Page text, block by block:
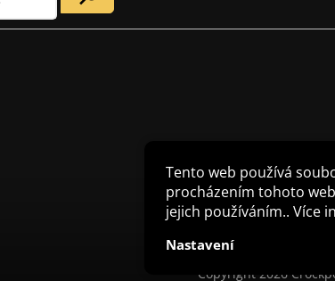
Tento web používá
procházením tohoto
jejich používáním.. Více
Nastavení
Copyright 2026